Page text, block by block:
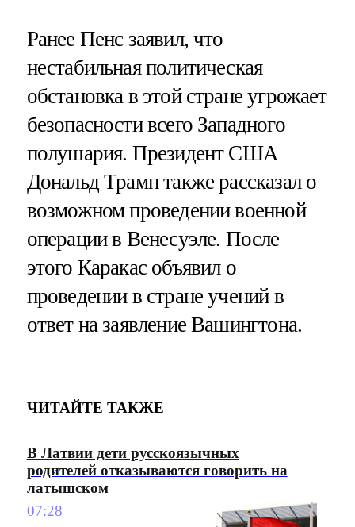
Ранее Пенс заявил, что
нестабильная политическая
обстановка в этой стране угрожает
безопасности всего Западного
полушария. Президент США
Дональд Трамп также рассказал о
возможном проведении военной
операции в Венесуэле. После
этого Каракас объявил о
проведении в стране учений в
ответ на заявление Вашингтона.
ЧИТАЙТЕ ТАКЖЕ
В Латвии дети русскоязычных
родителей отказываются говорить на
латышском
07:28